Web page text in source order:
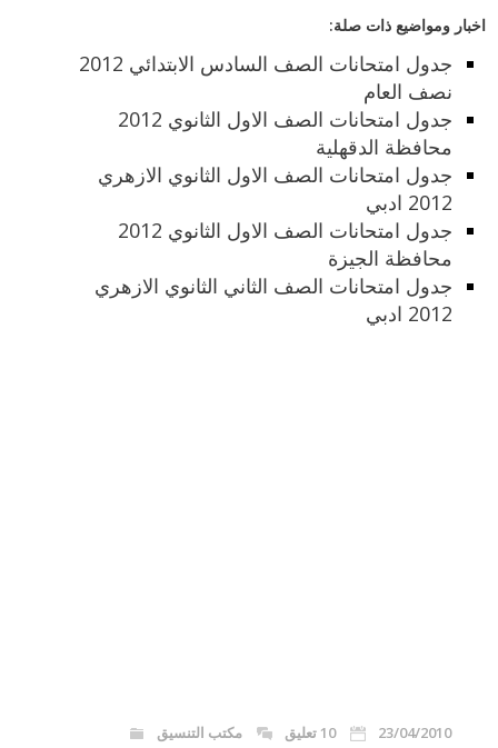
اخبار ومواضيع ذات صلة:
جدول امتحانات الصف السادس الابتدائي 2012
نصف العام
جدول امتحانات الصف الاول الثانوي 2012
محافظة الدقهلية
جدول امتحانات الصف الاول الثانوي الازهري
2012 ادبي
جدول امتحانات الصف الاول الثانوي 2012
محافظة الجيزة
جدول امتحانات الصف الثاني الثانوي الازهري
2012 ادبي
23/04/2010 10 تعليق
مكتب التنسيق